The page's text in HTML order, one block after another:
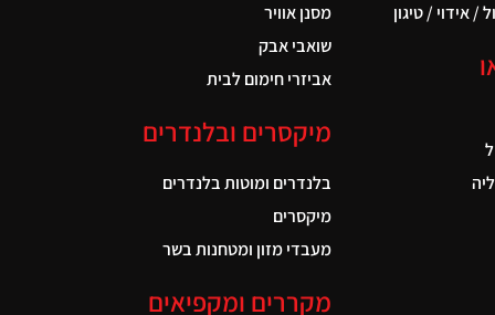
/ אידוי / טיגון
מסנן אוויר
שואבי אבק
אביזרי חימום לבית
מיקסרים ובלנדרים
בלנדרים ומוטות בלנדרים
מיקסרים
מעבדי מזון ומטחנות בשר
מקררים ומקפיאים